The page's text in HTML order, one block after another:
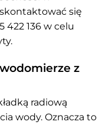
się
136 w celu
z
radiową
wody. Oznacza to